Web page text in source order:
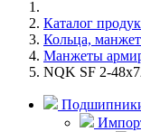
Каталог
Кольца,
Манжеты
NQK SF 2-